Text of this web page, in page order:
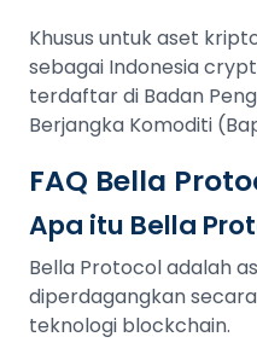
Khusus untuk aset
sebagai Indonesia
terdaftar di Badan
Berjangka Komoditi
FAQ Bella
Apa itu Bella
Bella Protocol adalah
diperdagangkan
teknologi blockchain.